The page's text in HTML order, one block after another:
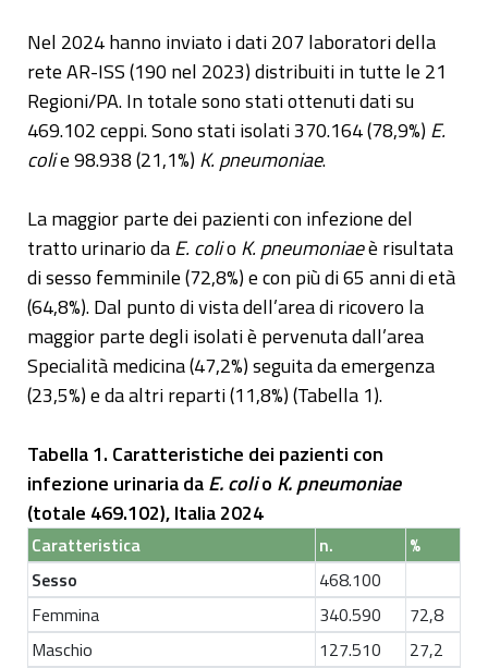
Nel 2024 hanno inviato i dati 207 laboratori della
rete AR-ISS (190 nel 2023) distribuiti in tutte le 21
Regioni/PA. In totale sono stati ottenuti dati su
469.102 ceppi. Sono stati isolati 370.164 (78,9%) E.
colie 98.938 (21,1%) K. pneumoniae.
La maggior parte dei pazienti con infezione del
tratto urinario daE. colio K. pneumoniaeè risultata
di sesso femminile (72,8%) e con più di 65 anni di età
(64,8%). Dal punto di vista dell’area di ricovero la
maggior parte degli isolati è pervenuta dall’area
Specialità medicina (47,2%) seguita da emergenza
(23,5%) e da altri reparti (11,8%) (Tabella 1).
Tabella 1. Caratteristiche dei pazienti con
infezione urinaria daE. colio K. pneumoniae
(totale 469.102), Italia 2024
Caratteristica n.
%
Sesso
468.100
Femmina
340.590
72,8
Maschio
127.510
27,2